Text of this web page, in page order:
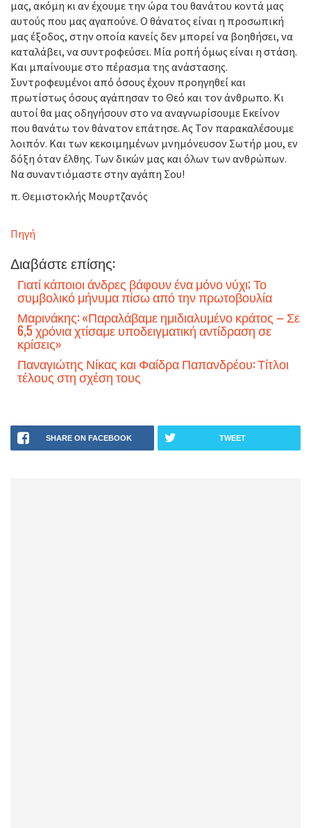
μας, ακόμη κι αν έχουμε την ώρα του θανάτου κοντά μας
αυτούς που μας αγαπούνε. Ο θάνατος είναι η προσωπική
μας έξοδος, στην οποία κανείς δεν μπορεί να βοηθήσει, να
καταλάβει, να συντροφεύσει. Μία ροπή όμως είναι η στάση.
Και μπαίνουμε στο πέρασμα της ανάστασης.
Συντροφευμένοι από όσους έχουν προηγηθεί και
πρωτίστως όσους αγάπησαν το Θεό και τον άνθρωπο. Κι
αυτοί θα μας οδηγήσουν στο να αναγνωρίσουμε Εκείνον
που θανάτω τον θάνατον επάτησε. Ας Τον παρακαλέσουμε
λοιπόν. Και των κεκοιμημένων μνημόνευσον Σωτήρ μου, εν
δόξη όταν έλθης. Των δικών μας και όλων των ανθρώπων.
Να συναντιόμαστε στην αγάπη Σου!
π. Θεμιστοκλής Μουρτζανός
Πηγή
Διαβάστε επίσης:
Γιατί κάποιοι άνδρες βάφουν ένα μόνο νύχι; Το
συμβολικό μήνυμα πίσω από την πρωτοβουλία
Μαρινάκης: «Παραλάβαμε ημιδιαλυμένο κράτος – Σε
6,5 χρόνια χτίσαμε υποδειγματική αντίδραση σε
κρίσεις»
Παναγιώτης Νίκας και Φαίδρα Παπανδρέου: Τίτλοι
τέλους στη σχέση τους
SHARE ON FACEBOOK TWEET